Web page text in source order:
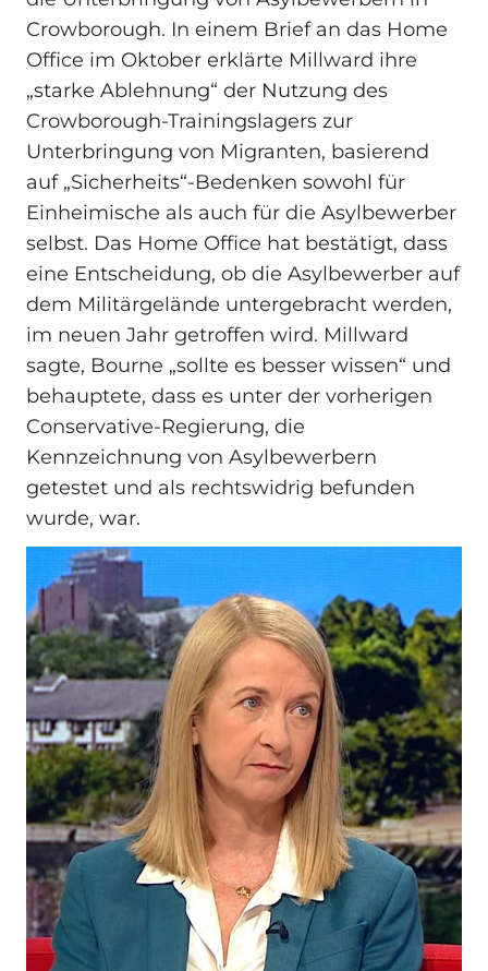
Crowborough. In einem Brief an das Home
Office im Oktober erklärte Millward ihre
„starke Ablehnung“ der Nutzung des
Crowborough‑Trainingslagers zur
Unterbringung von Migranten, basierend
auf „Sicherheits“‑Bedenken sowohl für
Einheimische als auch für die Asylbewerber
selbst. Das Home Office hat bestätigt, dass
eine Entscheidung, ob die Asylbewerber auf
dem Militärgelände untergebracht werden,
im neuen Jahr getroffen wird. Millward
sagte, Bourne „sollte es besser wissen“ und
behauptete, dass es unter der vorherigen
Conservative‑Regierung, die
Kennzeichnung von Asylbewerbern
getestet und als rechtswidrig befunden
wurde, war.